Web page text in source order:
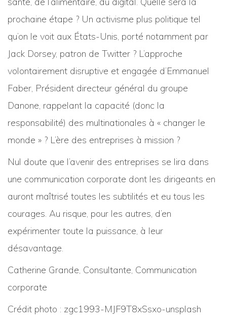
prochaine étape ? Un activisme plus politique tel
qu’on le voit aux États-Unis, porté notamment par
Jack Dorsey, patron de Twitter ? L’approche
volontairement disruptive et engagée d’Emmanuel
Faber, Président directeur général du groupe
Danone, rappelant la capacité (donc la
responsabilité) des multinationales à « changer le
monde » ? L’ère des entreprises à mission ?
Nul doute que l’avenir des entreprises se lira dans
une communication corporate dont les dirigeants en
auront maîtrisé toutes les subtilités et eu tous les
courages. Au risque, pour les autres, d’en
expérimenter toute la puissance, à leur
désavantage.
Catherine Grande, Consultante, Communication
corporate
Crédit photo : zgc1993-MJF9T8xSsxo-unsplash